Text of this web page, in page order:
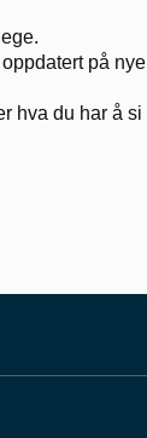
på nye
hva du har å si